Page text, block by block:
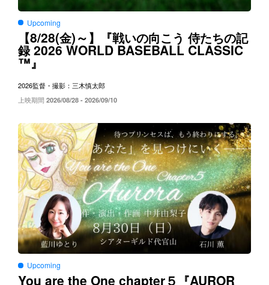
Upcoming
【8/28(金)～】『戦いの向こう 侍たちの記
録2026 WORLD BASEBALL CLASSIC
™』
2026監督・撮影：三木慎太郎
上映期間 2026/08/28 - 2026/09/10
Upcoming
You are the One chapter５ 『AUROR